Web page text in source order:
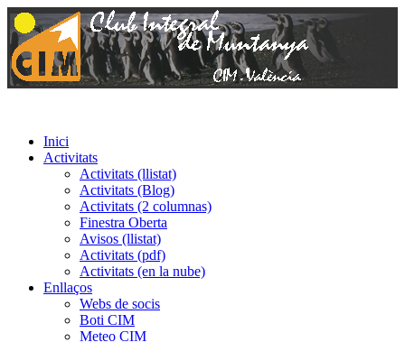
Inici
Activitats
Activitats (llistat)
Activitats (Blog)
Activitats (2 columnas)
Finestra Oberta
Avisos (llistat)
Activitats (pdf)
Activitats (en la nube)
Enllaços
Webs de socis
Boti CIM
Meteo CIM